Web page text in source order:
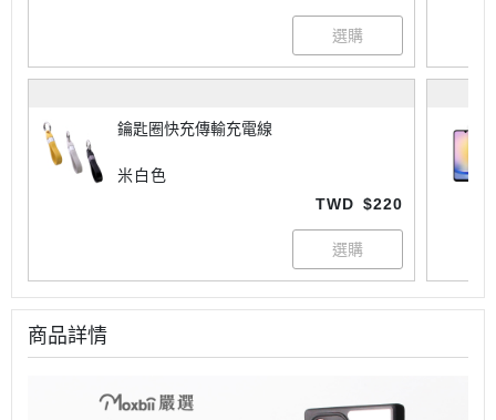
鑰匙圈快充傳輸充電線
米白色
TWD $220
商品詳情